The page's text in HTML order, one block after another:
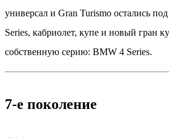
универсал и Gran Turismo остались
Series, кабриолет, купе и новый гран
собственную серию: BMW 4 Series.
7-е поколение